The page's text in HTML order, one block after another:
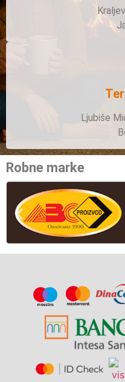
Ljubiše
Robne marke